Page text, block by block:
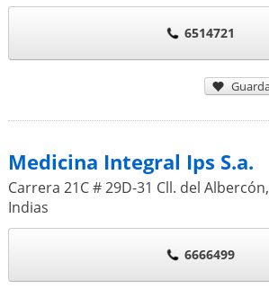
6514721
Medicina Integral Ips S.a.
Carrera 21C # 29D-31 Cll. del Albercón,
Indias
6666499